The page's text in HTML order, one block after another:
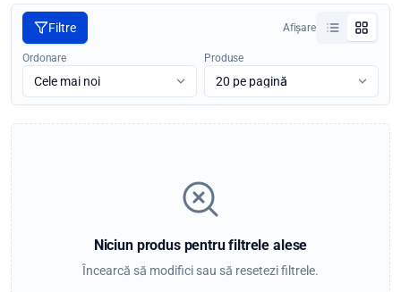
Filtre
Ordonare Produse
Afișare
Niciun produs pentru filtrele alese
Încearcă să modifici sau să resetezi filtrele.